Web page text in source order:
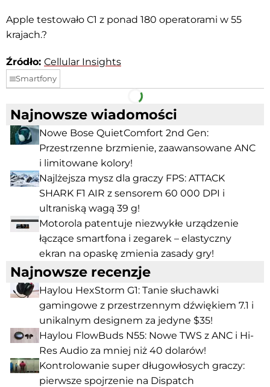
Apple testowało C1 z ponad 180 operatorami w 55
krajach.?
Źródło: Cellular Insights
Smartfony
Facebook Telegram
Najnowsze wiadomości
Nowe Bose QuietComfort 2nd Gen:
Przestrzenne brzmienie, zaawansowane ANC
i limitowane kolory!
Najlżejsza mysz dla graczy FPS: ATTACK
SHARK F1 AIR z sensorem 60 000 DPI i
ultraniską wagą 39 g!
Motorola patentuje niezwykłe urządzenie
łączące smartfona i zegarek – elastyczny
ekran na opaskę zmienia zasady gry!
Najnowsze recenzje
Haylou HexStorm G1: Tanie słuchawki
gamingowe z przestrzennym dźwiękiem 7.1 i
unikalnym designem za jedyne $35!
Haylou FlowBuds N55: Nowe TWS z ANC i Hi-
Res Audio za mniej niż 40 dolarów!
Kontrolowanie super długowłosych graczy:
pierwsze spojrzenie na Dispatch